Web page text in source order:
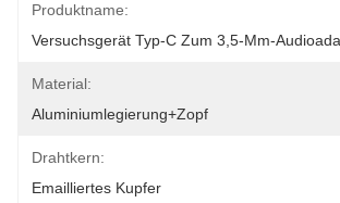
Produktname:
Versuchsgerät Typ-C Zum 3,5-Mm-
Material:
Aluminiumlegierung+Zopf
Drahtkern:
Emailliertes Kupfer